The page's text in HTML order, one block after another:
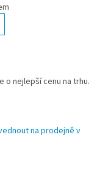
o nejlepší cenu na trhu.
na prodejně v